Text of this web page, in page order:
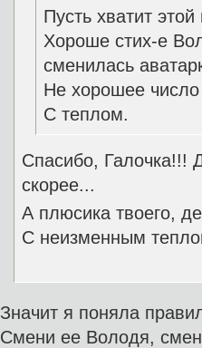
Пусть хватит
Хороше стих-е
сменилась
Не хорошее число
С теплом.
Спасибо, Галочка!!!
скорее...
А плюсика твоего,
С неизменным
Значит я поняла
Смени ее Володя,